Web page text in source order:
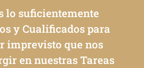
lo suficientemente
y Cualificados para
imprevisto que nos
en nuestras Tareas